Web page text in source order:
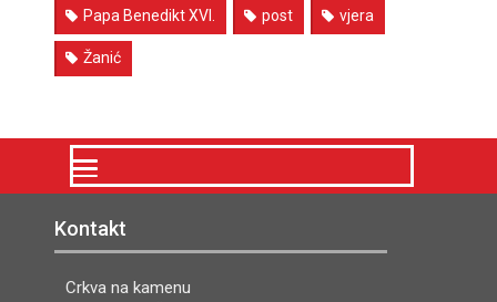
Papa Benedikt XVI. post vjera
Žanić
Kontakt
Crkva na kamenu